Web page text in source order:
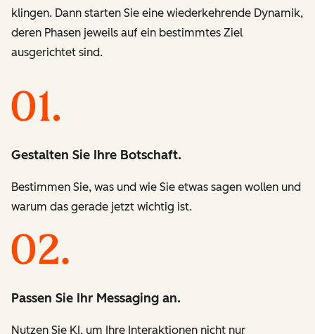
klingen. Dann starten Sie eine wiederkehrende Dynamik,
deren Phasen jeweils auf ein bestimmtes Ziel
ausgerichtet sind.
Gestalten Sie Ihre Botschaft.
Bestimmen Sie, was und wie Sie etwas sagen wollen und
warum das gerade jetzt wichtig ist.
Passen Sie Ihr Messaging an.
Nutzen Sie KI, um Ihre Interaktionen nicht nur